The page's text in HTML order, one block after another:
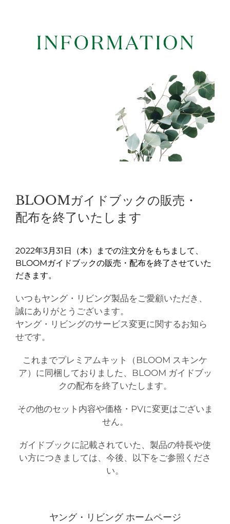
BLOOMガイドブックの販売・
配布を終了いたします
2022年3月31日（木）までの注文分をもちまして、
BLOOMガイドブックの販売・配布を終了させていた
だきます。
いつもヤング・リビング製品をご愛顧いただき、
誠にありがとうございます。
ヤング・リビングのサービス変更に関するお知ら
せです。
これまでプレミアムキット（BLOOM スキンケ
ア）に同梱しておりました、BLOOM ガイドブッ
クの配布を終了いたします。
その他のセット内容や価格・PVに変更はございま
せん。
ガイドブックに記載されていた、製品の特長や使
い方につきましては、今後、以下をご参照くださ
い。
ヤング・リビング ホームページ